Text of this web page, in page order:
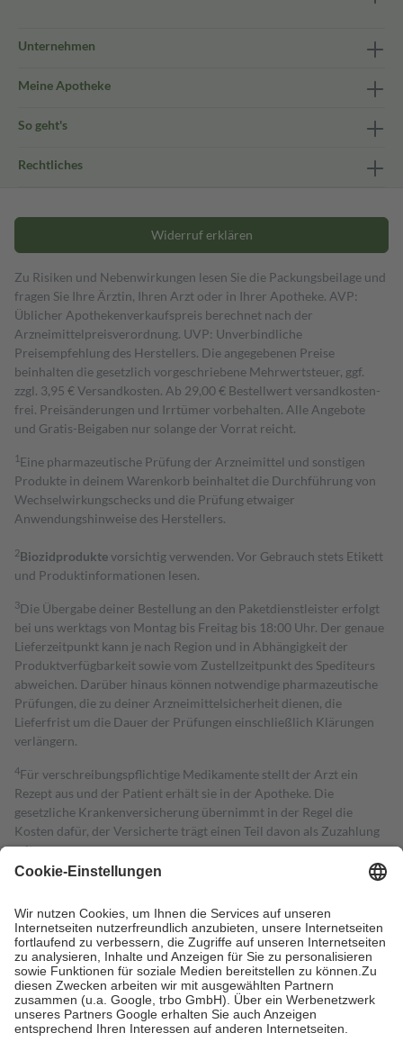
Unternehmen
Meine Apotheke
So geht's
Rechtliches
Widerruf erklären
Zu Risiken und Nebenwirkungen lesen Sie die Packungsbeilage und
fragen Sie Ihre Ärztin, Ihren Arzt oder in Ihrer Apotheke. AVP:
Üblicher Apothekenverkaufspreis berechnet nach der
Arzneimittelpreisverordnung. UVP: Unverbindliche
Preisempfehlung des Herstellers. Die angegebenen Preise
beinhalten die gesetzlich vorgeschriebene Mehrwertsteuer, ggf.
zzgl. 3,95 € Versandkosten. Ab 29,00 € Bestell­wert versand­kosten­
frei. Preisänderungen und Irrtümer vorbehalten. Alle Angebote
und Gratis-Beigaben nur solange der Vorrat reicht.
1 Eine pharmazeutische Prüfung der Arzneimittel und sonstigen
Produkte in deinem Warenkorb beinhaltet die Durchführung von
Wechselwirkungschecks und die Prüfung etwaiger
Anwendungshinweise des Herstellers.
2Biozidproduktevorsichtig verwenden. Vor Gebrauch stets Etikett
und Produktinformationen lesen.
3Die Übergabe deiner Bestellung an den Paketdienstleister erfolgt
bei uns werktags von Montag bis Freitag bis 18:00 Uhr. Der genaue
Lieferzeitpunkt kann je nach Region und in Abhängigkeit der
Produktverfügbarkeit sowie vom Zustellzeitpunkt des Spediteurs
abweichen. Darüber hinaus können notwendige pharmazeutische
Prüfungen, die zu deiner Arzneimittelsicherheit dienen, die
Lieferfrist um die Dauer der Prüfungen einschließlich Klärungen
verlängern.
4Für verschreibungspflichtige Medikamente stellt der Arzt ein
Rezept aus und der Patient erhält sie in der Apotheke. Die
gesetzliche Krankenversicherung übernimmt in der Regel die
Kosten dafür, der Versicherte trägt einen Teil davon als Zuzahlung
mit.
Grundsätzlich leisten Mitglieder Zuzahlungen in Höhe von zehn
höchstens zehn Euro.
Es sind jedoch nie mehr als die tatsächlichen
Kosten der Leistung zu entrichten.
Diese Regeln gelten grundsätzlich auch für Online-Apotheken.
Bei Heilmitteln und häuslicher Krankenpflege beträgt die
Zuzahlung zehn Prozent der Kosten sowie zehn Euro je
Verordnung.
Um das Engagement der Versicherten für ihre eigene Gesundheit zu
stärken und die besondere Stellung der Familie zu unterstützen,